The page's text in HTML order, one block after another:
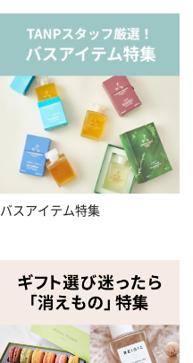
バスアイテム特集